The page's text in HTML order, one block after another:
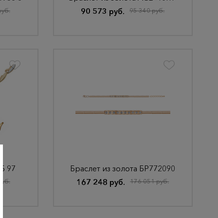
90 573 руб.
95 340 руб.
97
Браслет из золота БР772090
167 248 руб.
176 051 руб.